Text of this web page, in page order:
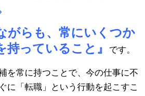
がらも、常にいくつか
持っていること』
です。
を常に持つことで、今の仕事に不
に「転職」という行動を起こすこ